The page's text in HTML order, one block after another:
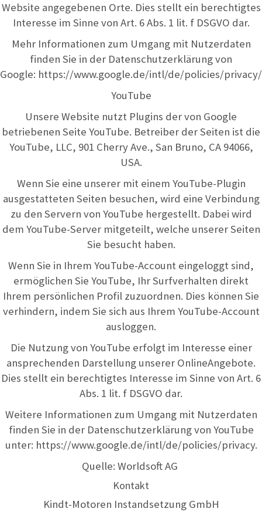
Website angegebenen Orte. Dies stellt ein berechtigtes
Interesse im Sinne von Art. 6 Abs. 1 lit. f DSGVO dar.
Mehr Informationen zum Umgang mit Nutzerdaten
finden Sie in der Datenschutzerklärung von
Google: https://www.google.de/intl/de/policies/privacy/
YouTube
Unsere Website nutzt Plugins der von Google
betriebenen Seite YouTube. Betreiber der Seiten ist die
YouTube, LLC, 901 Cherry Ave., San Bruno, CA 94066,
USA.
Wenn Sie eine unserer mit einem YouTube-Plugin
ausgestatteten Seiten besuchen, wird eine Verbindung
zu den Servern von YouTube hergestellt. Dabei wird
dem YouTube-Server mitgeteilt, welche unserer Seiten
Sie besucht haben.
Wenn Sie in Ihrem YouTube-Account eingeloggt sind,
ermöglichen Sie YouTube, Ihr Surfverhalten direkt
Ihrem persönlichen Profil zuzuordnen. Dies können Sie
verhindern, indem Sie sich aus Ihrem YouTube-Account
ausloggen.
Die Nutzung von YouTube erfolgt im Interesse einer
ansprechenden Darstellung unserer OnlineAngebote.
Dies stellt ein berechtigtes Interesse im Sinne von Art. 6
Abs. 1 lit. f DSGVO dar.
Weitere Informationen zum Umgang mit Nutzerdaten
finden Sie in der Datenschutzerklärung von YouTube
unter: https://www.google.de/intl/de/policies/privacy.
Quelle: Worldsoft AG
Kontakt
Kindt-Motoren Instandsetzung GmbH